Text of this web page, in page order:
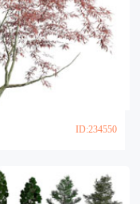
ID:234550